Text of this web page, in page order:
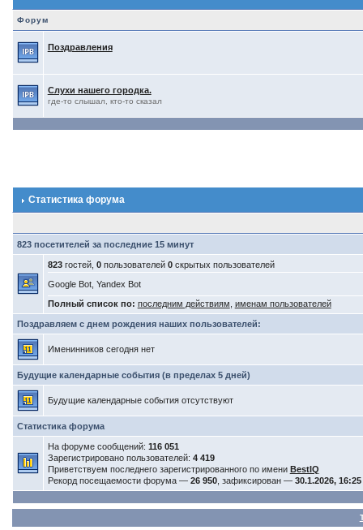
Форум
Поздравления
Слухи нашего городка.
где-то слышал, кто-то сказал
Статистика форума
823 посетителей за последние 15 минут
823гостей, 0пользователей 0скрытых пользователей
Google Bot, Yandex Bot
Полный список по: последним действиям именам пользователей
Поздравляем с днем рождения наших пользователей:
Именинников сегодня нет
Будущие календарные события (в пределах 5 дней)
Будущие календарные события отсутствуют
Статистика форума
На форуме сообщений: 116 051
Зарегистрировано пользователей: 4 419
Приветствуем последнего зарегистрированного по имени BestIQ
Рекорд посещаемости форума — 26 950, зафиксирован — 30.1.2026, 16:25